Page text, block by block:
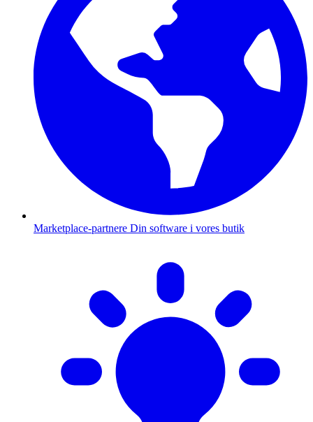
Marketplace-partnere Din software i vores butik